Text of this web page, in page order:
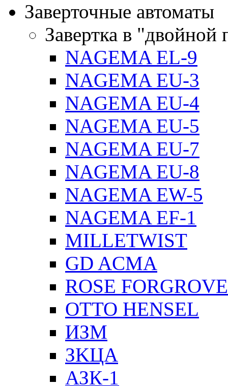
Заверточные автоматы
Завертка в "двойной
NAGEMA EL-9
NAGEMA EU-3
NAGEMA EU-4
NAGEMA EU-5
NAGEMA EU-7
NAGEMA EU-8
NAGEMA EW-5
NAGEMA EF-1
MILLETWIST
GD ACMA
ROSE FORGROVE
OTTO HENSEL
ИЗМ
ЗKЦA
АЗК-1